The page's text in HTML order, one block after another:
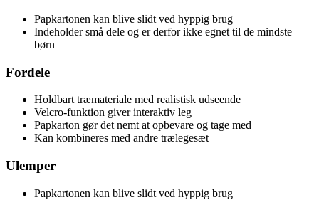
Papkartonen kan blive slidt ved hyppig brug
Indeholder små dele og er derfor ikke egnet til de mindste
børn
Fordele
Holdbart træmateriale med realistisk udseende
Velcro-funktion giver interaktiv leg
Papkarton gør det nemt at opbevare og tage med
Kan kombineres med andre trælegesæt
Ulemper
Papkartonen kan blive slidt ved hyppig brug